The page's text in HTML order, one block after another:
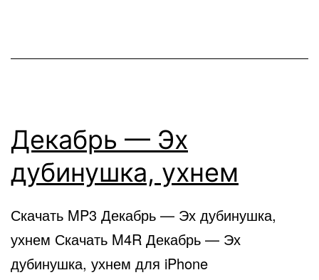
Декабрь — Эх
дубинушка, ухнем
Скачать MP3 Декабрь — Эх дубинушка,
ухнем Скачать M4R Декабрь — Эх
дубинушка, ухнем для iPhone